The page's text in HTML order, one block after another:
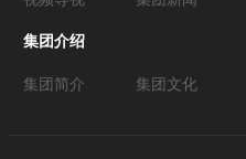
集团介绍
集团简介 集团文化